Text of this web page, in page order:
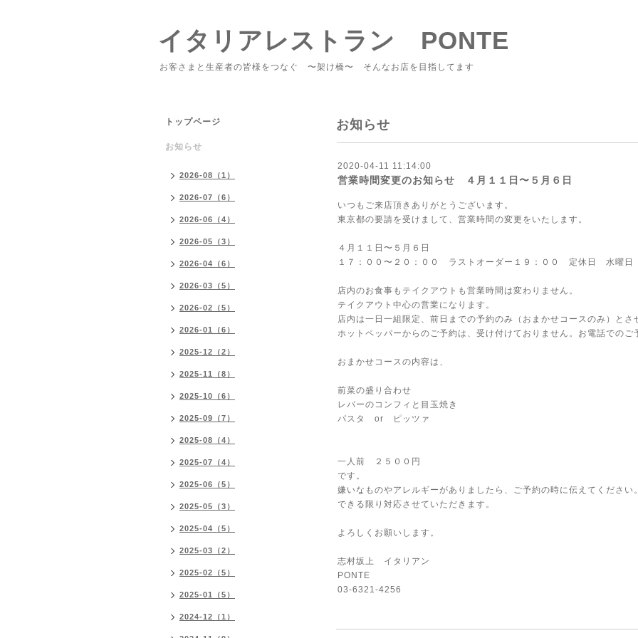
イタリアレストラン PONTE
お客さまと生産者の皆様をつなぐ 〜架け橋〜 そんなお店を目指してます
お知らせ
2020-04-11 11:14:00
営業時間変更のお知らせ ４月１１日〜５月６日
いつもご来店頂きありがとうございます。
東京都の要請を受けまして、営業時間の変更をいたします。
４月１１日〜５月６日
１７：００〜２０：００ ラストオーダー１９：００ 定休日 水曜日
店内のお食事もテイクアウトも営業時間は変わりません。
テイクアウト中心の営業になります。
店内は一日一組限定、前日までの予約のみ（おまかせコースのみ）とさ
ホットペッパーからのご予約は、受け付けておりません。お電話でのご
おまかせコースの内容は、
前菜の盛り合わせ
レバーのコンフィと目玉焼き
パスタ or ピッツァ
一人前 ２５００円
です。
嫌いなものやアレルギーがありましたら、ご予約の時に伝えてください。
できる限り対応させていただきます。
よろしくお願いします。
志村坂上 イタリアン
PONTE
03-6321-4256
トップページ
お知らせ
2026-08（1）
2026-07（6）
2026-06（4）
2026-05（3）
2026-04（6）
2026-03（5）
2026-02（5）
2026-01（6）
2025-12（2）
2025-11（8）
2025-10（6）
2025-09（7）
2025-08（4）
2025-07（4）
2025-06（5）
2025-05（3）
2025-04（5）
2025-03（2）
2025-02（5）
2025-01（5）
2024-12（1）